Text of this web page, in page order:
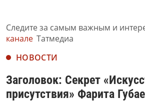
Следите за самым важным и
канале Татмедиа
НОВОСТИ
Заголовок: Секрет
присутствия» Фарита